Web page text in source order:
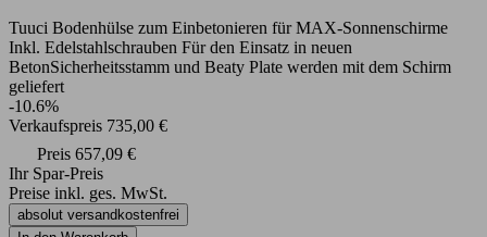
Tuuci Bodenhülse zum Einbetonieren für MAX-Sonnenschirme
Inkl. Edelstahlschrauben Für den Einsatz in neuen
BetonSicherheitsstamm und Beaty Plate werden mit dem Schirm
geliefert
-10.6%
Verkaufspreis 735,00 €
Preis 657,09 €
Ihr Spar-Preis
Preise inkl. ges. MwSt.
absolut versandkostenfrei